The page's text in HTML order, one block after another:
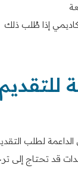
إذا طُلب ذلك
لطلب
تحتاج إلى